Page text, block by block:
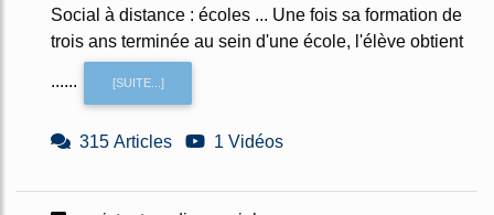
Social à distance : écoles ... Une fois sa formation de
trois ans terminée au sein d'une école, l'élève obtient
...... [SUITE...]
315 Articles 1 Vidéos